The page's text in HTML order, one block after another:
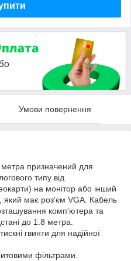
Умови повернення
призначений для
типу від
на монітор або інший
який має роз'єм VGA. Кабель
комп'ютера та
до 1.8 метра.
гвинти для надійної
фільтрами.